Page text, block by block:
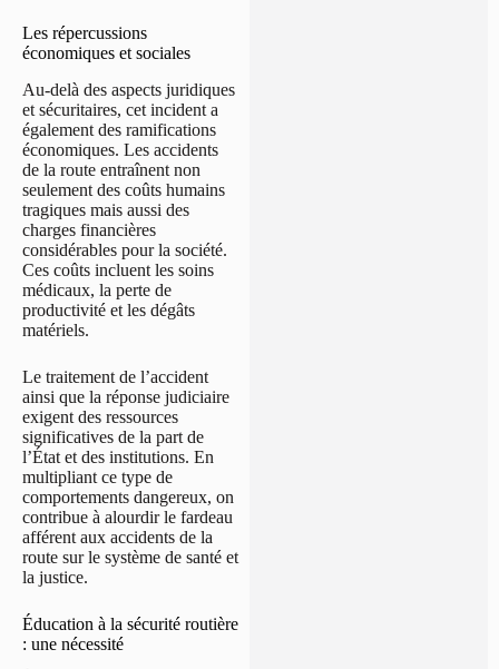
Les répercussions
économiques et sociales
Au-delà des aspects juridiques
et sécuritaires, cet incident a
également des ramifications
économiques. Les accidents
de la route entraînent non
seulement des coûts humains
tragiques mais aussi des
charges financières
considérables pour la société.
Ces coûts incluent les soins
médicaux, la perte de
productivité et les dégâts
matériels.
Le traitement de l’accident
ainsi que la réponse judiciaire
exigent des ressources
significatives de la part de
l’État et des institutions. En
multipliant ce type de
comportements dangereux, on
contribue à alourdir le fardeau
afférent aux accidents de la
route sur le système de santé et
la justice.
Éducation à la sécurité routière
: une nécessité